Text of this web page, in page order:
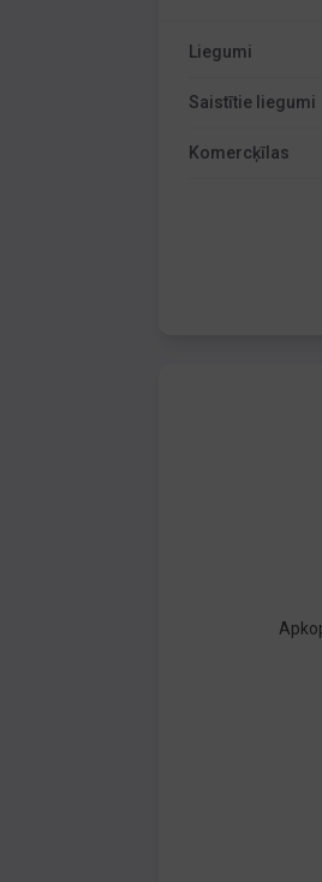
Liegumi
Saistītie liegumi
Komercķīlas